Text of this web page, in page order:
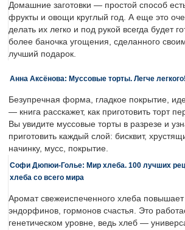
Домашние заготовки — простой способ
фрукты и овощи круглый год. А еще это
делать их легко и под рукой всегда будет
более баночка угощения, сделанного
лучший подарок.
Анна Аксёнова: Муссовые торты. Легче легкого!
Безупречная форма, гладкое покрытие,
— книга расскажет, как приготовить торт
Вы увидите муссовые торты в разрезе и
приготовить каждый слой: бисквит,
начинку, мусс, покрытие.
Софи Дюпюи-Голье: Мир хлеба. 100 лучших
хлеба со всего мира
Аромат свежеиспеченного хлеба повышает
эндорфинов, гормонов счастья. Это
генетическом уровне, ведь хлеб —